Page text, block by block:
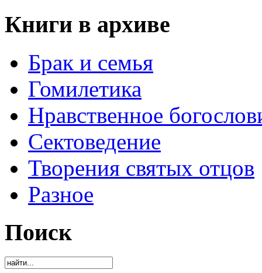
Книги в архиве
Брак и семья
Гомилетика
Нравственное
Сектоведение
Творения святых отцов
Разное
Поиск